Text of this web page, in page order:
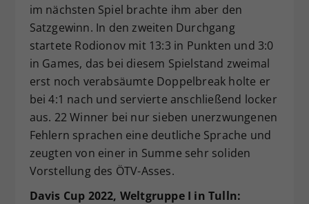
im nächsten Spiel brachte ihm aber den
Satzgewinn. In den zweiten Durchgang
startete Rodionov mit 13:3 in Punkten und 3:0
in Games, das bei diesem Spielstand zweimal
erst noch verabsäumte Doppelbreak holte er
bei 4:1 nach und servierte anschließend locker
aus. 22 Winner bei nur sieben unerzwungenen
Fehlern sprachen eine deutliche Sprache und
zeugten von einer in Summe sehr soliden
Vorstellung des ÖTV-Asses.
Davis Cup 2022, Weltgruppe I in Tulln: